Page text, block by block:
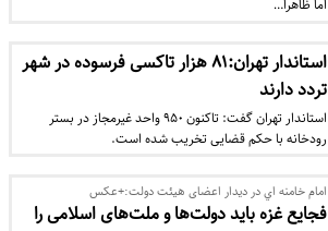
اما ظاهرا…
استاندار تهران:۸۱ هزار تاکسی فرسوده در شهر
تردد دارند
استاندار تهران گفت: تاکنون ۹۵۰ واحد غیرمجاز در بستر
رودخانه با حکم قضایی تخریب شده است.
امام خامنه اي در دیدار اعضای هیئت دولت:+عكس
فجایع غزه باید دولت‌ها و ملت‌های اسلامی را